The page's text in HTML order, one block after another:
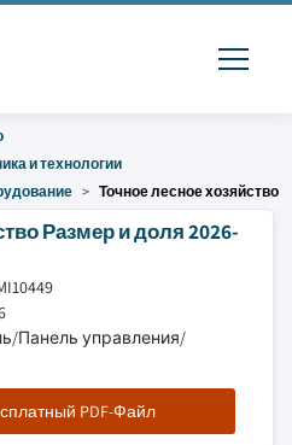
и технологии
Точное лесное хозяйство
Размер и доля 2026-
Панель управления/
PDF-Файл